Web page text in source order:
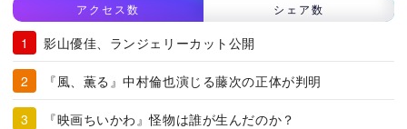
アクセス数 シェア数
影山優佳、ランジェリーカット公開
『風、薫る』中村倫也演じる藤次の正体が判明
『映画ちいかわ』怪物は誰が生んだのか？